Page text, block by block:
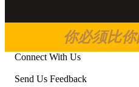
你必须比
Connect With Us
Send Us Feedback